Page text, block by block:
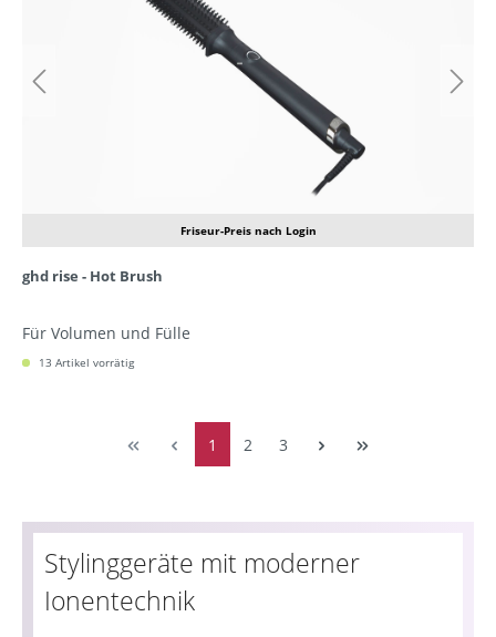
Friseur-Preis nach Login
ghd rise - Hot Brush
Für Volumen und Fülle
13 Artikel vorrätig
1 2 3
Stylinggeräte mit moderner
Ionentechnik